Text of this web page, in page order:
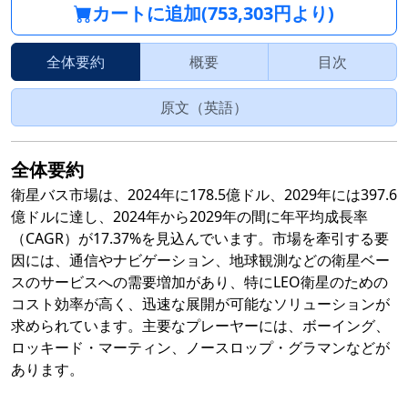
カートに追加(753,303円より)
全体要約 概要 目次
原文（英語）
全体要約
衛星バス市場は、2024年に178.5億ドル、2029年には397.6
億ドルに達し、2024年から2029年の間に年平均成長率
（CAGR）が17.37%を見込んでいます。市場を牽引する要
因には、通信やナビゲーション、地球観測などの衛星ベー
スのサービスへの需要増加があり、特にLEO衛星のための
コスト効率が高く、迅速な展開が可能なソリューションが
求められています。主要なプレーヤーには、ボーイング、
ロッキード・マーティン、ノースロップ・グラマンなどが
あります。